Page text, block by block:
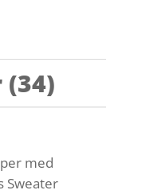
med
Sweater